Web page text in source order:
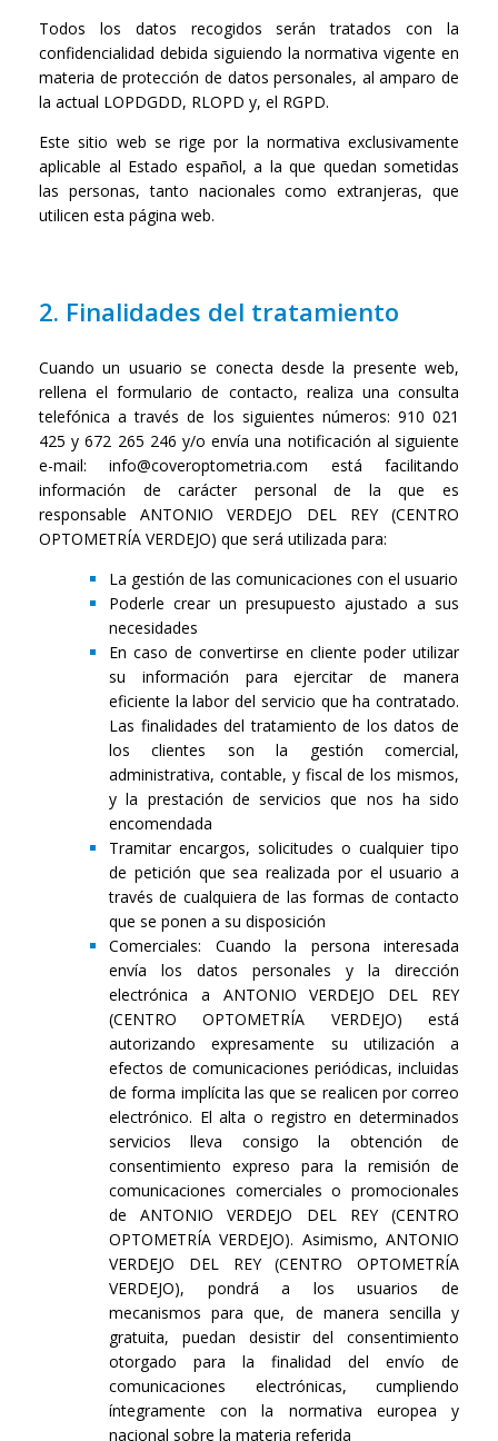
Todos los datos recogidos serán tratados con la
confidencialidad debida siguiendo la normativa vigente en
materia de protección de datos personales, al amparo de
la actual LOPDGDD, RLOPD y, el RGPD.
Este sitio web se rige por la normativa exclusivamente
aplicable al Estado español, a la que quedan sometidas
las personas, tanto nacionales como extranjeras, que
utilicen esta página web.
2. Finalidades del tratamiento
Cuando un usuario se conecta desde la presente web,
rellena el formulario de contacto, realiza una consulta
telefónica a través de los siguientes números: 910 021
425 y 672 265 246 y/o envía una notificación al siguiente
e-mail: info@coveroptometria.com está facilitando
información de carácter personal de la que es
responsable ANTONIO VERDEJO DEL REY (CENTRO
OPTOMETRÍA VERDEJO) que será utilizada para:
La gestión de las comunicaciones con el usuario
Poderle crear un presupuesto ajustado a sus
necesidades
En caso de convertirse en cliente poder utilizar
su información para ejercitar de manera
eficiente la labor del servicio que ha contratado.
Las finalidades del tratamiento de los datos de
los clientes son la gestión comercial,
administrativa, contable, y fiscal de los mismos,
y la prestación de servicios que nos ha sido
encomendada
Tramitar encargos, solicitudes o cualquier tipo
de petición que sea realizada por el usuario a
través de cualquiera de las formas de contacto
que se ponen a su disposición
Comerciales: Cuando la persona interesada
envía los datos personales y la dirección
electrónica a ANTONIO VERDEJO DEL REY
(CENTRO OPTOMETRÍA VERDEJO) está
autorizando expresamente su utilización a
efectos de comunicaciones periódicas, incluidas
de forma implícita las que se realicen por correo
electrónico. El alta o registro en determinados
servicios lleva consigo la obtención de
consentimiento expreso para la remisión de
comunicaciones comerciales o promocionales
de ANTONIO VERDEJO DEL REY (CENTRO
OPTOMETRÍA VERDEJO). Asimismo, ANTONIO
VERDEJO DEL REY (CENTRO OPTOMETRÍA
VERDEJO), pondrá a los usuarios de
mecanismos para que, de manera sencilla y
gratuita, puedan desistir del consentimiento
otorgado para la finalidad del envío de
comunicaciones electrónicas, cumpliendo
íntegramente con la normativa europea y
nacional sobre la materia referida